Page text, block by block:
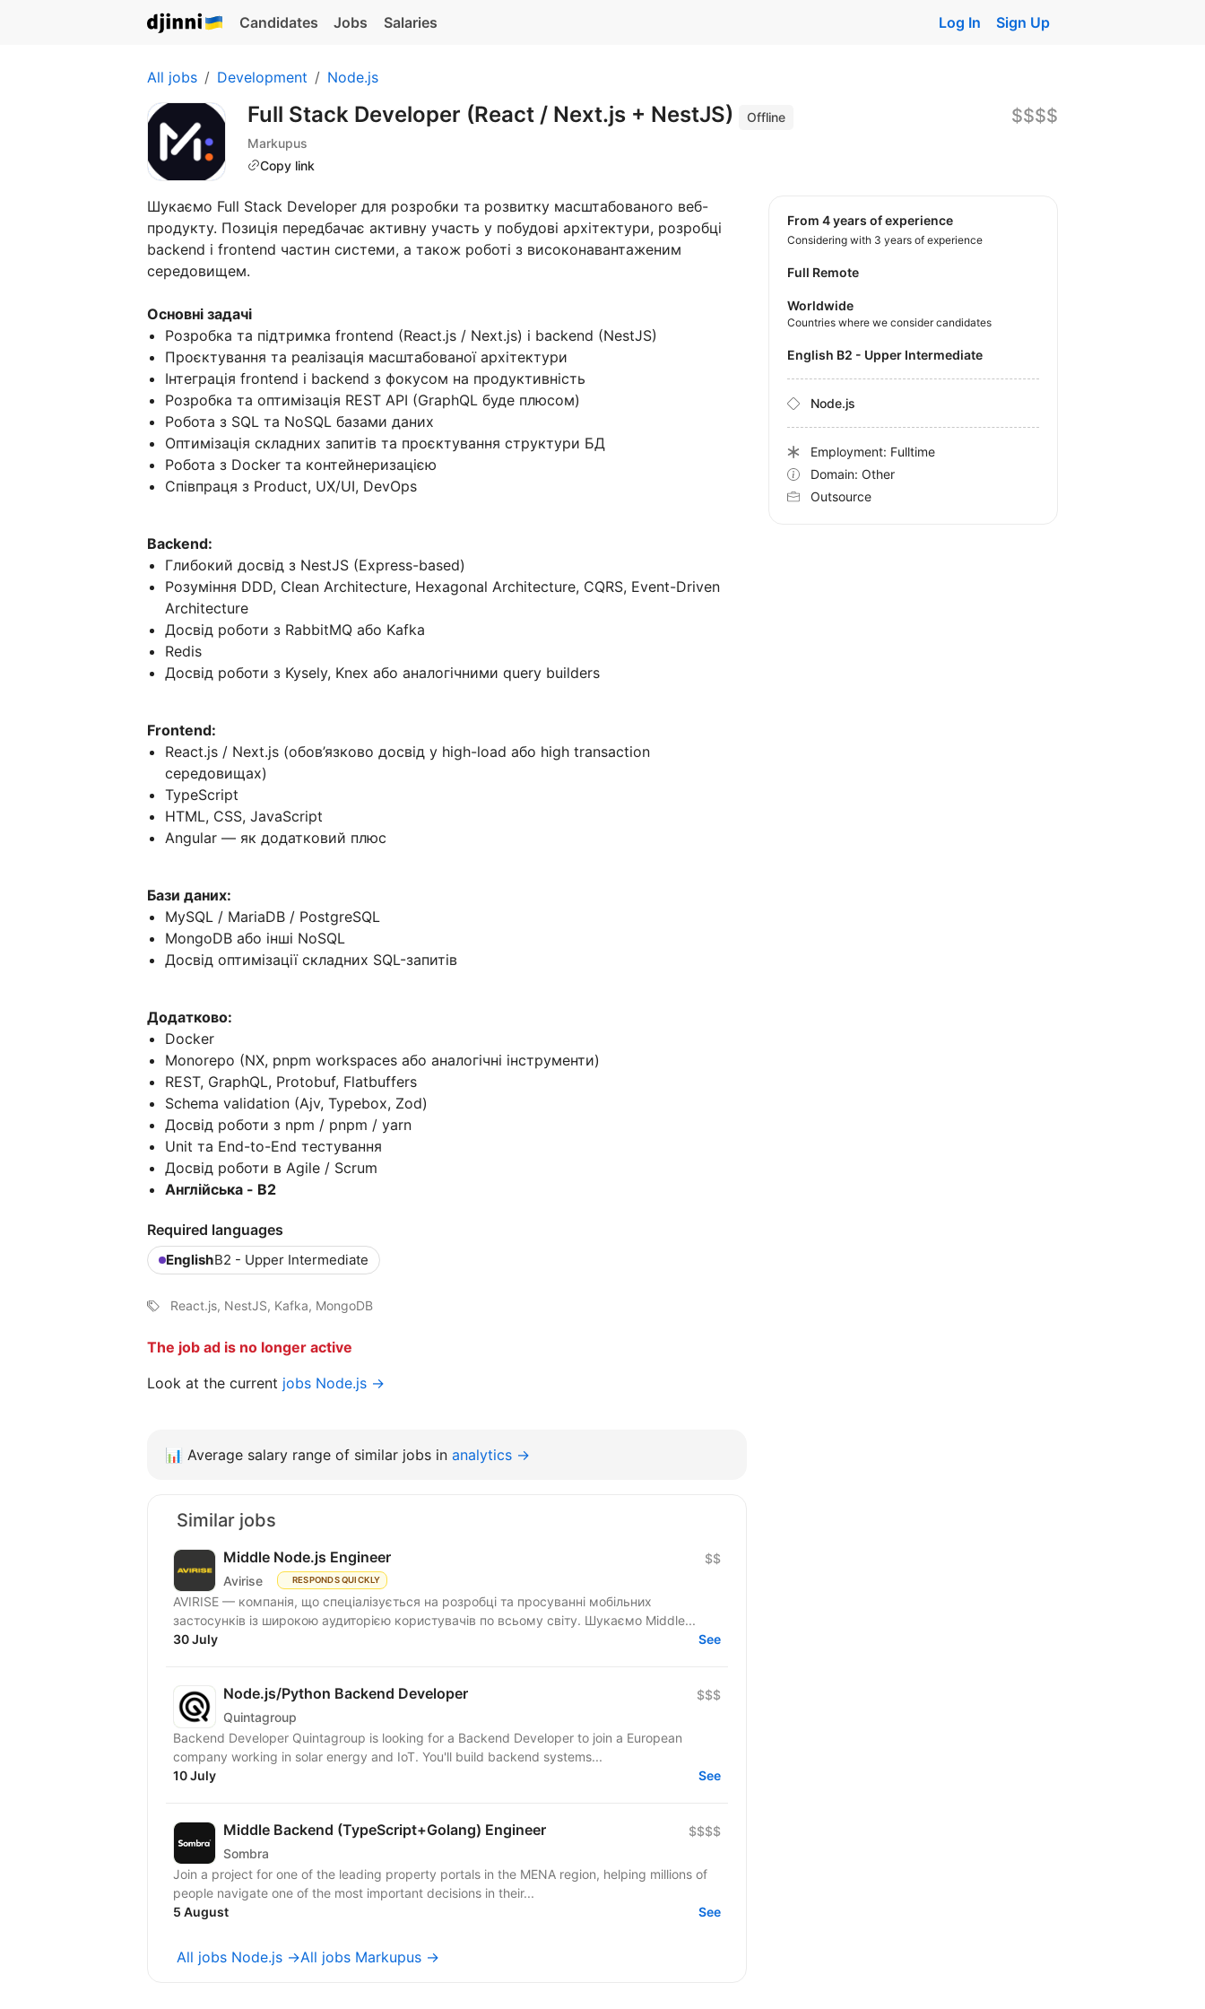
Candidates Jobs Salaries Log In Sign Up
All jobs Development Node.js
Full Stack Developer (React / Next.js + NestJS)
Offline
Markupus
Copy link
$$$$
Шукаємо Full Stack Developer для розробки та розвитку масштабованого веб-
продукту. Позиція передбачає активну участь у побудові архітектури, розробці
backend і frontend частин системи, а також роботі з високонавантаженим
середовищем.
Основні задачі
Розробка та підтримка frontend (React.js / Next.js) і backend (NestJS)
Проєктування та реалізація масштабованої архітектури
Інтеграція frontend і backend з фокусом на продуктивність
Розробка та оптимізація REST API (GraphQL буде плюсом)
Робота з SQL та NoSQL базами даних
Оптимізація складних запитів та проєктування структури БД
Робота з Docker та контейнеризацією
Співпраця з Product, UX/UI, DevOps
Backend:
Глибокий досвід з NestJS (Express-based)
Розуміння DDD, Clean Architecture, Hexagonal Architecture, CQRS, Event-Driven
Architecture
Досвід роботи з RabbitMQ або Kafka
Redis
Досвід роботи з Kysely, Knex або аналогічними query builders
Frontend:
React.js / Next.js (обов’язково досвід у high-load або high transaction
середовищах)
TypeScript
HTML, CSS, JavaScript
Angular — як додатковий плюс
Бази даних:
MySQL / MariaDB / PostgreSQL
MongoDB або інші NoSQL
Досвід оптимізації складних SQL-запитів
Додатково:
Docker
Monorepo (NX, pnpm workspaces або аналогічні інструменти)
REST, GraphQL, Protobuf, Flatbuffers
Schema validation (Ajv, Typebox, Zod)
Досвід роботи з npm / pnpm / yarn
Unit та End-to-End тестування
Досвід роботи в Agile / Scrum
Англійська - B2
Required languages
EnglishB2 - Upper Intermediate
React.js, NestJS, Kafka, MongoDB
The job ad is no longer active
Look at the current jobs Node.js →
from 4 years of experience
Considering with 3 years of experience
Full Remote
Worldwide
Countries where we consider candidates
English B2 - Upper Intermediate
Node.js
Employment: Fulltime
Domain: Other
Outsource
📊 Average salary range of similar jobs in analytics →
Similar jobs
Middle Node.js Engineer
Avirise RESPONDS QUICKLY
$$
AVIRISE — компанія, що спеціалізується на розробці та просуванні мобільних
застосунків із широкою аудиторією користувачів по всьому світу. Шукаємо Middle...
30 July
See
Node.js/Python Backend Developer
Quintagroup
$$$
Backend Developer Quintagroup is looking for a Backend Developer to join a European
company working in solar energy and IoT. You'll build backend systems...
10 July
See
Middle Backend (TypeScript+Golang) Engineer
Sombra
$$$$
Join a project for one of the leading property portals in the MENA region, helping millions of
people navigate one of the most important decisions in their...
5 August
See
All jobs Node.js →All jobs Markupus →